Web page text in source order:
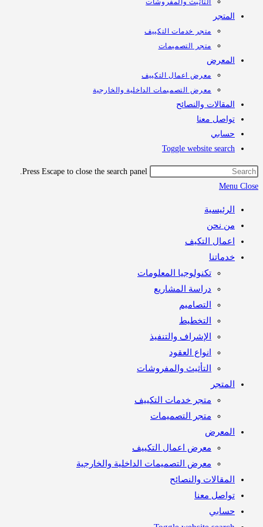
التأثيث والمفروشات
متجر خدمات التكييف
متجر التصميمات
معرض اعمال التكييف
معرض التصميمات الداخلية والخارجية
والنصائح
معنا
Toggle website
Press Escape to close the search panel.
نحن
التكيف
تكنولوجيا المعلومات
دراسة المشاريع
التصاميم
التخطيط
الإشراف والتنفيذ
انواع العقود
التأثيث والمفروشات
متجر خدمات التكييف
متجر التصميمات
معرض اعمال التكييف
معرض التصميمات الداخلية والخارجية
والنصائح
معنا